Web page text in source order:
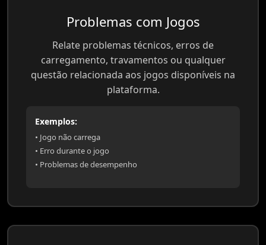
Problemas com Jogos
Relate problemas técnicos, erros de
carregamento, travamentos ou qualquer
questão relacionada aos jogos disponíveis na
plataforma.
Exemplos:
• Jogo não carrega
• Erro durante o jogo
• Problemas de desempenho